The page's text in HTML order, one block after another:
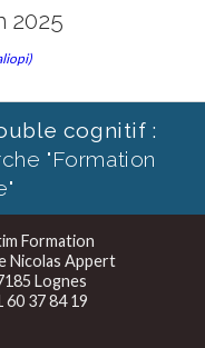
2025
cognitif :
"Formation
Formation
Nicolas Appert
Lognes
60 37 84 19